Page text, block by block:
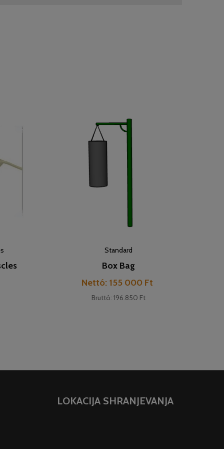
Standard
Box Bag
Cena
Nettó: 155 000 Ft
Bruttó: 196.850 Ft
LOKACIJA SHRANJEVANJA